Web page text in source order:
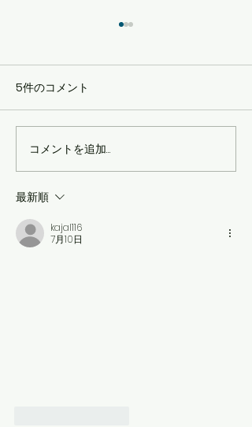
歌うことが、もっと楽し
くなる♪ ボーカルレ
ッスン 生徒募集！【体験
レッスン受付中！】
5件のコメント
コメントを追加…
最新順
kajal116
7月10日